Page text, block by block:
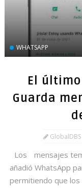
WHATSAPP
El
Guarda
Los mensajes
añadió WhatsApp
permitiendo que los